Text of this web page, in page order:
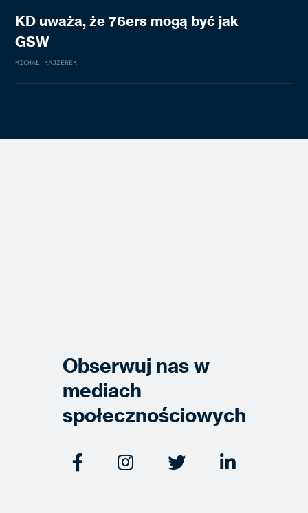
KD uważa, że 76ers mogą być jak
GSW
MICHAŁ KAJZEREK
Obserwuj nas w
mediach
społecznościowych
   